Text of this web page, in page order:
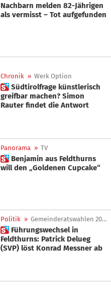
Nachbarn melden 82-Jährigen
als vermisst – Tot aufgefunden
Chronik » Werk Option
 Südtirolfrage künstlerisch
greifbar machen? Simon
Rauter findet die Antwort
Panorama » TV
 Benjamin aus Feldthurns
will den „Goldenen Cupcake“
Politik » Gemeinderatswahlen 2025
 Führungswechsel in
Feldthurns: Patrick Delueg
(SVP) löst Konrad Messner ab